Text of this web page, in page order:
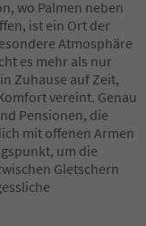
wo Palmen neben
ist ein Ort der
Atmosphäre
es mehr als nur
Zuhause auf Zeit,
vereint. Genau
Pensionen, die
mit offenen Armen
um die
Gletschern